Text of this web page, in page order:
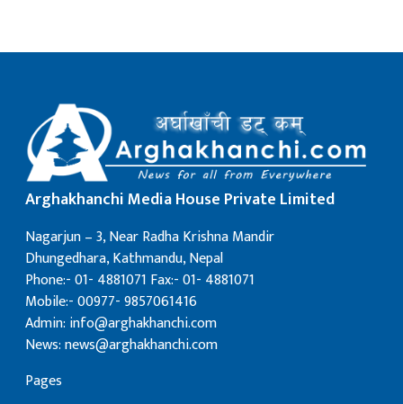
Arghakhanchi Media House Private Limited
Nagarjun – 3, Near Radha Krishna Mandir
Dhungedhara, Kathmandu, Nepal
Phone:- 01- 4881071 Fax:- 01- 4881071
Mobile:- 00977- 9857061416
Admin: info@arghakhanchi.com
News: news@arghakhanchi.com
Pages